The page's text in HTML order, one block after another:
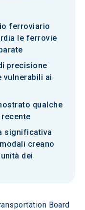
ferroviario
le ferrovie
precisione
vulnerabili ai
qualche
significativa
creano
dei
Board